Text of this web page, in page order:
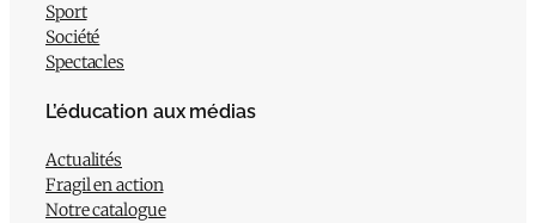
Sport
Société
Spectacles
L’éducation aux médias
Actualités
Fragil en action
Notre catalogue